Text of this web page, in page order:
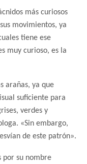
más curiosos
movimientos, ya
tiene ese
muy curioso, es la
arañas, ya que
suficiente para
verdes y
«Sin embargo,
de este patrón».
por su nombre